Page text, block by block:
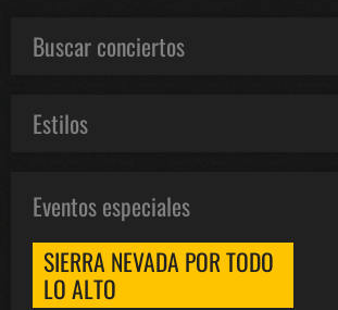
Buscar conciertos
Estilos
Eventos especiales
SIERRA NEVADA POR TODO
LO ALTO